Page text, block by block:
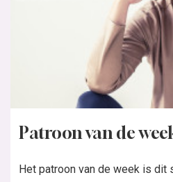
Patroon van de
Het patroon van de week is dit